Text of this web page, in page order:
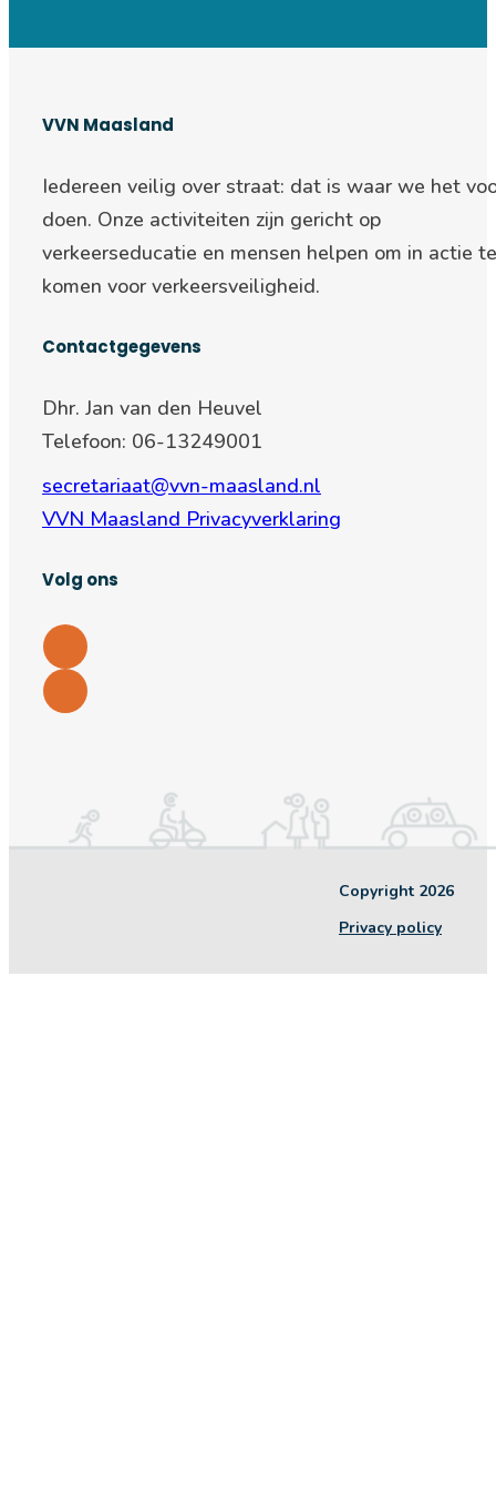
VVN Maasland
Iedereen veilig over straat: dat is waar we het
doen. Onze activiteiten zijn gericht op
verkeerseducatie en mensen helpen om in actie te
komen voor verkeersveiligheid.
Contactgegevens
Dhr. Jan van den Heuvel
Telefoon: 06-13249001
secretariaat@vvn-maasland.nl
VVN Maasland Privacyverklaring
Volg ons
Copyright 2026
Privacy policy